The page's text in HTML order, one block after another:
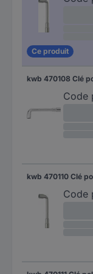
Ce produit
Code
Code